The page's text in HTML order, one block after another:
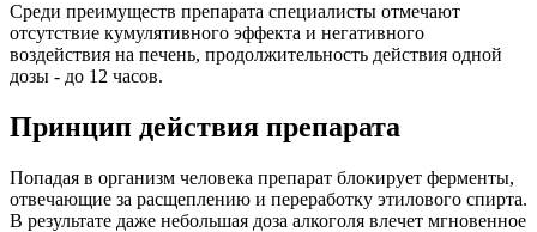
Среди преимуществ препарата специалисты отмечают
отсутствие кумулятивного эффекта и негативного
воздействия на печень, продолжительность действия одной
дозы - до 12 часов.
Принцип действия препарата
Попадая в организм человека препарат блокирует ферменты,
отвечающие за расщеплению и переработку этилового спирта.
В результате даже небольшая доза алкоголя влечет мгновенное